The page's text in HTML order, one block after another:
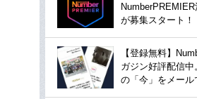
が募集スタート！
【登録無料】
ガジン好評配信中
の「今」をメール